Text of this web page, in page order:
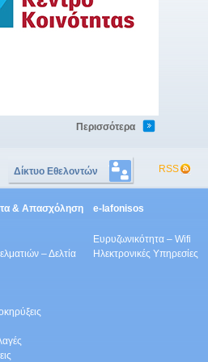
Περισσότερα
Δίκτυο Εθελοντών RSS
& Απασχόληση
– Δελτία
e-lafonisos
Ευρυζωνικότητα – Wifi
Ηλεκτρονικές Υπηρεσίες